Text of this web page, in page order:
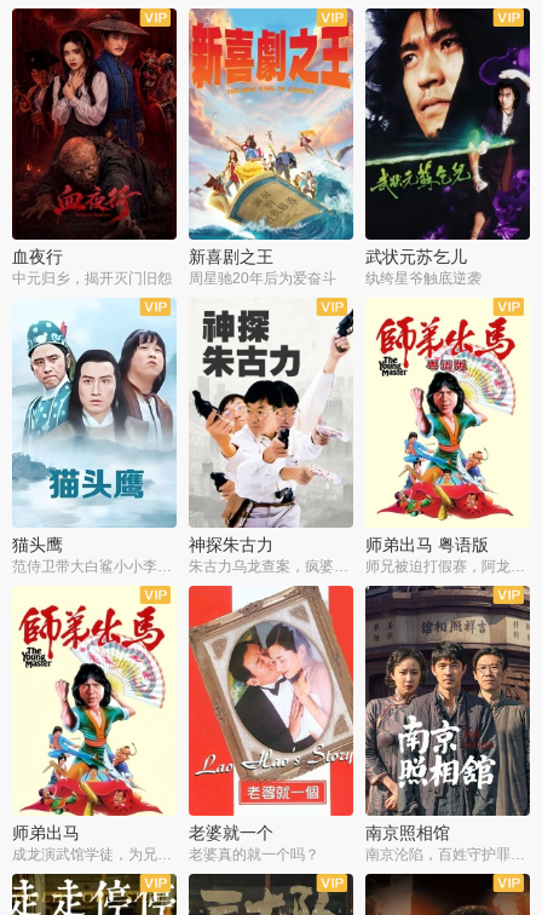
血夜行
中元归乡，揭开灭门旧怨
新喜剧之王
周星驰20年后为爱奋斗
武状元苏乞儿
纨绔星爷触底逆袭
猫头鹰
范侍卫带大白鲨小小李破案寻妃
神探朱古力
朱古力乌龙查案，疯婆子神助攻
师弟出马 粤语版
师兄被迫打假赛，阿龙追查斗黑帮
师弟出马
成龙演武馆学徒，为兄搏命战黑道
老婆就一个
老婆真的就一个吗？
南京照相馆
南京沦陷，百姓守护罪证底片